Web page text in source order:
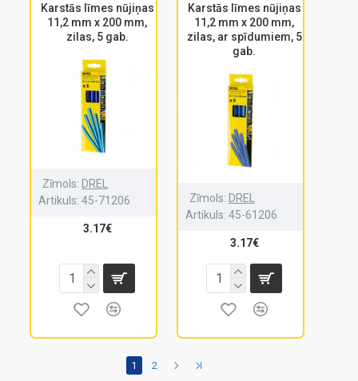
Karstās līmes nūjiņas
11,2 mm x 200 mm,
zilas, 5 gab.
Zīmols: DREL
Artikuls: 45-71206
3.17€
Karstās līmes nūjiņas
11,2 mm x 200 mm,
zilas, ar spīdumiem, 5
gab.
Zīmols: DREL
Artikuls: 45-61206
3.17€
1
2